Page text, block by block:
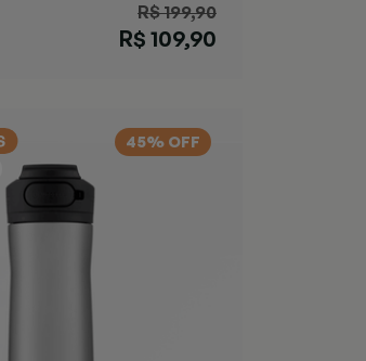
R$ 199,90
R$ 109,90
45% OFF